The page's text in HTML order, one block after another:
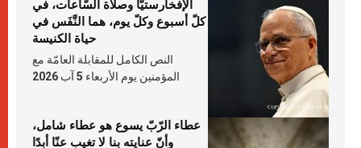
الإفخارستيّا وصلاة السّاعات، في
كلّ أسبوع وكلّ يوم، هما النَّفَس في
حياة الكنيسة
النص الكامل للمقابلة العامّة مع
المؤمنين يوم الأربعاء 5 آب 2026
عطاء الرّبّ يسوع هو عطاء شامل،
وأنّ عنايته بنا لا تغيب عنّا أبدًا